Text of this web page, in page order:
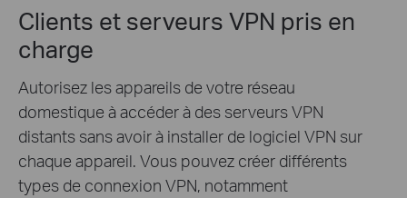
Clients et serveurs VPN pris en
charge
Autorisez les appareils de votre réseau
domestique à accéder à des serveurs VPN
distants sans avoir à installer de logiciel VPN sur
chaque appareil. Vous pouvez créer différents
types de connexion VPN, notamment